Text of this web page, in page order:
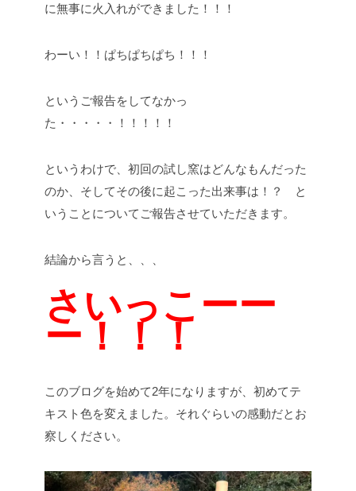
に無事に火入れができました！！！
わーい！！ぱちぱちぱち！！！
というご報告をしてなかっ
た・・・・・！！！！！
というわけで、初回の試し窯はどんなもんだった
のか、そしてその後に起こった出来事は！？ と
いうことについてご報告させていただきます。
結論から言うと、、、
さいっこーー
ー！！！
このブログを始めて2年になりますが、初めてテ
キスト色を変えました。それぐらいの感動だとお
察しください。